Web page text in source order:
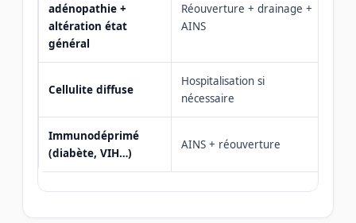
adénopathie +
altération état
général
Réouverture + drainage +
AINS
Cellulite diffuse
Hospitalisation si
nécessaire
Immunodéprimé
(diabète, VIH…)
AINS + réouverture